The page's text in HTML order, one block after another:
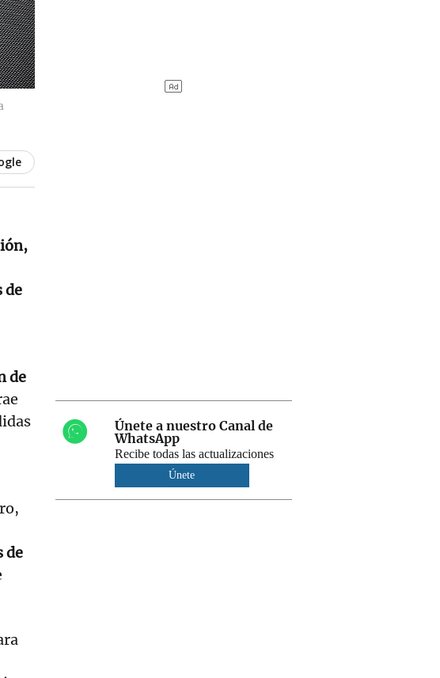
de
de
de
Únete a nuestro Canal de
WhatsApp
Recibe todas las actualizaciones
Únete